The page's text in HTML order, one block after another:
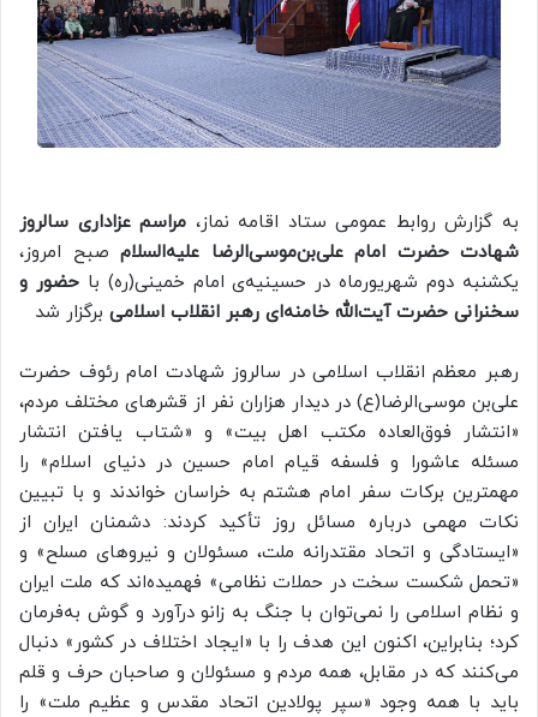
به گزارش روابط عمومی ستاد اقامه نماز، مراسم عزاداری سالروز
شهادت حضرت امام علی‌بن‌موسی‌الرضا علیه‌السلام صبح امروز،
یکشنبه دوم شهریورماه در حسینیه‌ی امام خمینی(ره) باحضور و
سخنرانی حضرت آیت‌الله خامنه‌ای رهبر انقلاب اسلامی برگزار شد
رهبر معظم انقلاب اسلامی در سالروز شهادت امام‌ رئوف حضرت
علی‌بن‌ موسی‌الرضا(ع) در دیدار هزاران نفر از قشرهای مختلف مردم،
«انتشار فوق‌العاده مکتب اهل بیت» و «شتاب یافتن انتشار
مسئله عاشورا و فلسفه قیام امام حسین در دنیای اسلام» را
مهمترین برکات سفر امام هشتم به خراسان خواندند و با تبیین
نکات مهمی درباره مسائل روز تأکید کردند: دشمنان ایران از
«ایستادگی و اتحاد مقتدرانه ملت، مسئولان و نیروهای مسلح» و
«تحمل شکست سخت در حملات نظامی» فهمیده‌اند که ملت ایران
و نظام اسلامی را نمی‌توان با جنگ به زانو درآورد و گوش به‌فرمان
کرد؛ بنابراین، اکنون این هدف را با «ایجاد اختلاف در کشور» دنبال
می‌کنند که در مقابل، همه مردم و مسئولان و صاحبان حرف و قلم
باید با همه وجود «سپر پولادین اتحاد مقدس و عظیم ملت» را